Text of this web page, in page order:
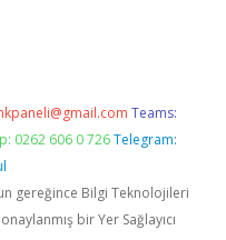
Teams:
0262 606 0 726 Telegram:
gereğince Bilgi Teknolojileri
bir Yer Sağlayıcı